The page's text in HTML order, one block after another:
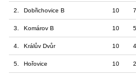
2. Dobřichovice B 10 7
3. Komárov B 10 5
4. Králův Dvůr 10 4
5. Hořovice 10 2